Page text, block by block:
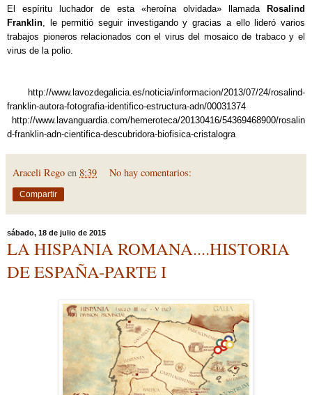
El espíritu luchador de esta «heroína olvidada» llamada
Rosalind
Franklin, le permitió seguir investigando y gracias a ello lideró varios
trabajos pioneros relacionados con el virus del mosaico de trabaco y el
virus de la polio.
http://www.lavozdegalicia.es/noticia/informacion/2013/07/24/rosalind-
franklin-autora-fotografia-identifico-estructura-adn/00031374
http://www.lavanguardia.com/hemeroteca/20130416/54369468900/rosalin
d-franklin-adn-cientifica-descubridora-biofisica-cristalogra
Araceli Rego en 8:39 No hay comentarios:
Compartir
sábado, 18 de julio de 2015
LA HISPANIA ROMANA....HISTORIA
DE ESPAÑA-PARTE I